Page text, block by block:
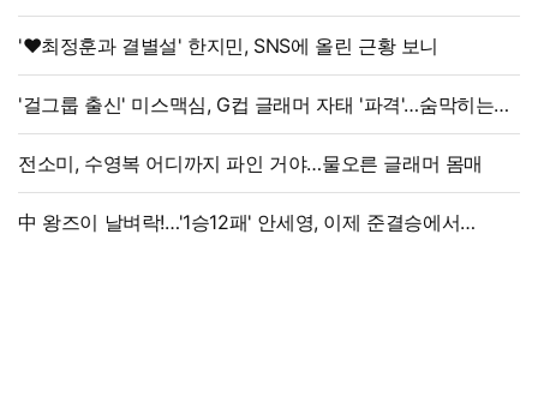
'♥최정훈과 결별설' 한지민, SNS에 올린 근황 보니
'걸그룹 출신' 미스맥심, G컵 글래머 자태 '파격'…숨막히는
라인
전소미, 수영복 어디까지 파인 거야…물오른 글래머 몸매
中 왕즈이 날벼락!…'1승12패' 안세영, 이제 준결승에서